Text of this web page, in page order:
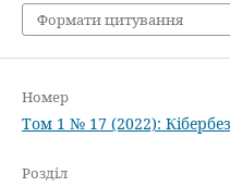
Формати цитування
Номер
Том 1 № 17 (2022):
Розділ